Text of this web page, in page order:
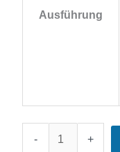
Ausführung
-
Nylon
+